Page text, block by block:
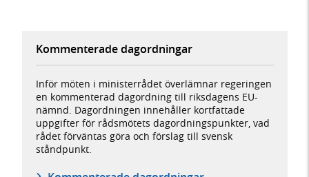
Kommenterade dagordningar
Inför möten i ministerrådet överlämnar regeringen
en kommenterad dagordning till riksdagens EU-
nämnd. Dagordningen innehåller kortfattade
uppgifter för rådsmötets dagordningspunkter, vad
rådet förväntas göra och förslag till svensk
ståndpunkt.